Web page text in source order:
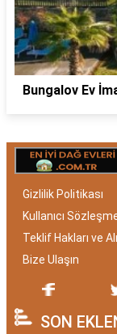
Bungalov Ev
Gizlilik Politikası
Kullanıcı
Teklif Hakları ve
Bize Ulaşın
SON